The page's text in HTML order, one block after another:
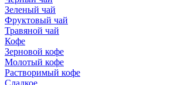
Зеленый чай
Фруктовый чай
Травяной чай
Кофе
Зерновой кофе
Молотый кофе
Растворимый кофе
Сладкое